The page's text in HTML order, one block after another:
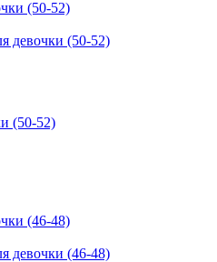
девочки (50-52)
(50-52)
девочки (46-48)